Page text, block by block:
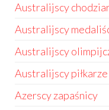
Australijscy
Australijscy
Australijscy
Australijscy
Azerscy zapaśnicy